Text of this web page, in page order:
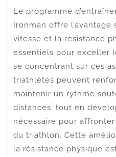
Le programme
Ironman offre l’avantage
vitesse et la résistance
essentiels pour exceller
se concentrant sur ces
triathlètes peuvent
maintenir un rythme
distances, tout en
nécessaire pour
du triathlon. Cette
la résistance physique